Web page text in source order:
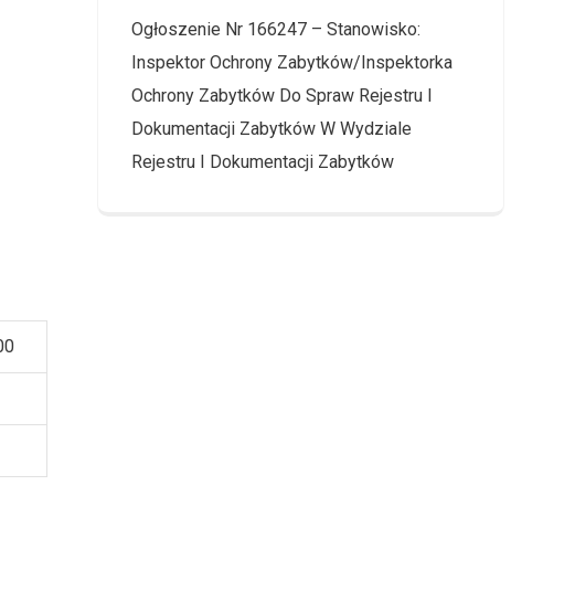
Ogłoszenie Nr 166247 – Stanowisko:
Inspektor Ochrony Zabytków/Inspektorka
Ochrony Zabytków Do Spraw Rejestru I
Dokumentacji Zabytków W Wydziale
Rejestru I Dokumentacji Zabytków